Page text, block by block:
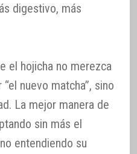
digestivo, más
el hojicha no merezca
nuevo matcha”, sino
La mejor manera de
sin más el
entendiendo su